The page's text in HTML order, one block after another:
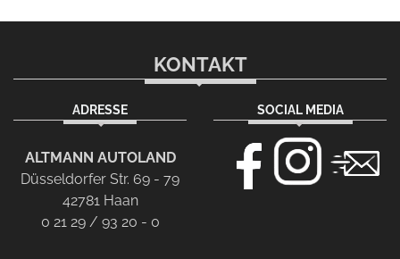
KONTAKT
ADRESSE
ALTMANN AUTOLAND
Düsseldorfer Str. 69 - 79
42781 Haan
0 21 29 / 93 20 - 0
SOCIAL MEDIA